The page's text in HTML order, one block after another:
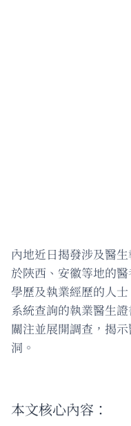
內地近日揭發涉及醫
於陝西、安徽等地的
學歷及執業經歷的人
系統查詢的執業醫生
關注並展開調查，揭
洞。
本文核心內容：